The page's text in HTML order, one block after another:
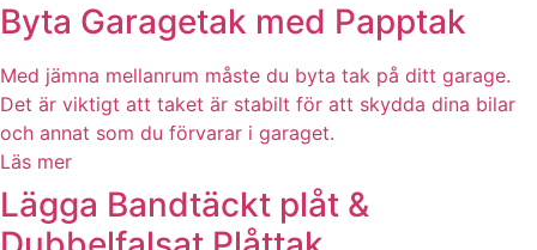
Byta Garagetak med Papptak
Med jämna mellanrum måste du byta tak på ditt garage.
Det är viktigt att taket är stabilt för att skydda dina bilar
och annat som du förvarar i garaget.
Läs mer
Lägga Bandtäckt plåt &